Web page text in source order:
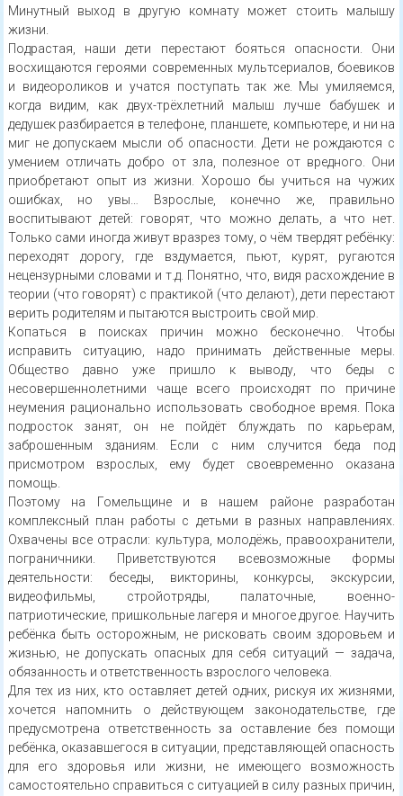
Минутный выход в другую комнату может стоить малышу
жизни.
Подрастая, наши дети перестают бояться опасности. Они
восхищаются героями современных мультсериалов, боевиков
и видеороликов и учатся поступать так же. Мы умиляемся,
когда видим, как двух-трёхлетний малыш лучше бабушек и
дедушек разбирается в телефоне, планшете, компьютере, и ни на
миг не допускаем мысли об опасности. Дети не рождаются с
умением отличать добро от зла, полезное от вредного. Они
приобретают опыт из жизни. Хорошо бы учиться на чужих
ошибках, но увы… Взрослые, конечно же, правильно
воспитывают детей: говорят, что можно делать, а что нет.
Только сами иногда живут вразрез тому, о чём твердят ребёнку:
переходят дорогу, где вздумается, пьют, курят, ругаются
нецензурными словами и т.д. Понятно, что, видя расхождение в
теории (что говорят) с практикой (что делают), дети перестают
верить родителям и пытаются выстроить свой мир.
Копаться в поисках причин можно бесконечно. Чтобы
исправить ситуацию, надо принимать действенные меры.
Общество давно уже пришло к выводу, что беды с
несовершеннолетними чаще всего происходят по причине
неумения рационально использовать свободное время. Пока
подросток занят, он не пойдёт блуждать по карьерам,
заброшенным зданиям. Если с ним случится беда под
присмотром взрослых, ему будет своевременно оказана
помощь.
Поэтому на Гомельщине и в нашем районе разработан
комплексный план работы с детьми в разных направлениях.
Охвачены все отрасли: культура, молодёжь, правоохранители,
пограничники. Приветствуются всевозможные формы
деятельности: беседы, викторины, конкурсы, экскурсии,
видеофильмы, стройотряды, палаточные, военно-
патриотические, пришкольные лагеря и многое другое. Научить
ребёнка быть осторожным, не рисковать своим здоровьем и
жизнью, не допускать опасных для себя ситуаций — задача,
обязанность и ответственность взрослого человека.
Для тех из них, кто оставляет детей одних, рискуя их жизнями,
хочется напомнить о действующем законодательстве, где
предусмотрена ответственность за оставление без помощи
ребёнка, оказавшегося в ситуации, представляющей опасность
для его здоровья или жизни, не имеющего возможность
самостоятельно справиться с ситуацией в силу разных причин,